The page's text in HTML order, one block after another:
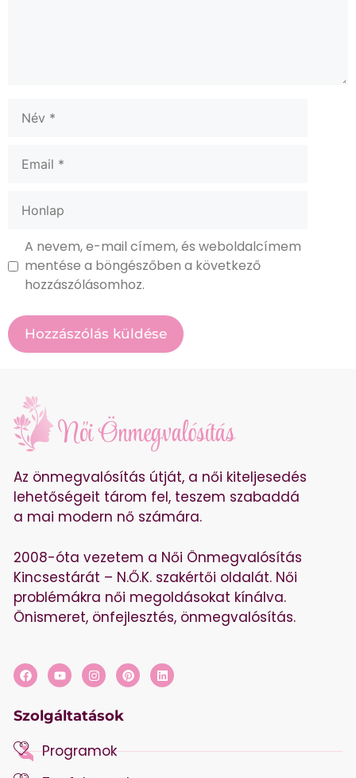
A nevem, e-mail címem, és weboldalcímem
mentése a böngészőben a következő
hozzászólásomhoz.
Az önmegvalósítás útját, a női kiteljesedés
lehetőségeit tárom fel, teszem szabaddá
a mai modern nő számára.
2008-óta vezetem a Női Önmegvalósítás
Kincsestárát – N.Ő.K. szakértői oldalát. Női
problémákra női megoldásokat kínálva.
Önismeret, önfejlesztés, önmegvalósítás.
Szolgáltatások
Programok